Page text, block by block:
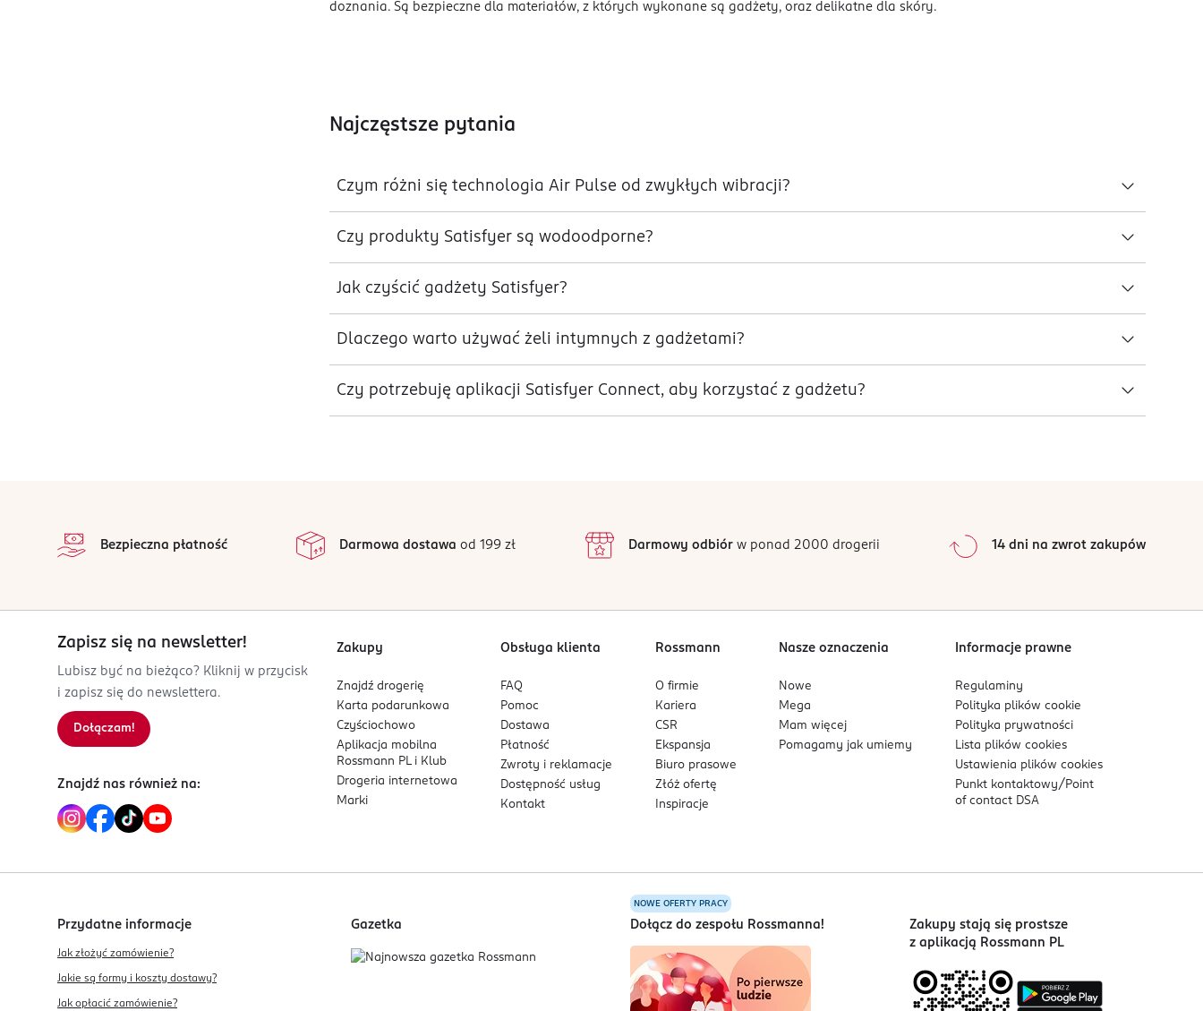
doznania. Są bezpieczne dla materiałów, z których wykonane są gadżety, oraz delikatne dla skóry.
Najczęstsze pytania
Czym różni się technologia Air Pulse od zwykłych wibracji?
Czy produkty Satisfyer są wodoodporne?
Jak czyścić gadżety Satisfyer?
Dlaczego warto używać żeli intymnych z gadżetami?
Czy potrzebuję aplikacji Satisfyer Connect, aby korzystać z gadżetu?
Bezpieczna płatność Darmowa dostawa od 199 zł Darmowy odbiórw ponad 2000 drogerii 14 dni na zwrot zakupów
Zapisz się na newsletter!
Lubisz być na bieżąco? Kliknij w przycisk
i zapisz się do newslettera.
Dołączam!
Znajdź nas również na:
Zakupy
Znajdź drogerię
Karta podarunkowa
Czyściochowo
Aplikacja mobilna
Rossmann PL i Klub
Drogeria internetowa
Marki
Obsługa klienta
FAQ
Pomoc
Dostawa
Płatność
Zwroty i reklamacje
Dostępność usług
Kontakt
Rossmann
O firmie
Kariera
CSR
Ekspansja
Biuro prasowe
Złóż ofertę
Inspiracje
Nasze oznaczenia
Nowe
Mega
Mam więcej
Pomagamy jak umiemy
Informacje prawne
Regulaminy
Polityka plikówcookie
Polityka prywatności
Lista plikówcookies
Ustawienia plikówcookies
Punkt kontaktowy/ Point
of contact DSA
Przydatne informacje
Jak złożyć zamówienie?
Jakie są formy i koszty dostawy?
Jak opłacić zamówienie?
Gazetka
NOWE OFERTY PRACY
Dołącz do zespołu Rossmanna!
Zakupy stają się prostsze
z aplikacją Rossmann PL